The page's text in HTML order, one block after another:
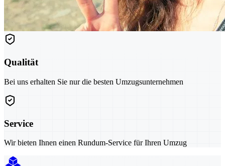
Qualität
Bei uns erhalten Sie nur die besten Umzugsunternehmen
Service
Wir bieten Ihnen einen Rundum-Service für Ihren Umzug